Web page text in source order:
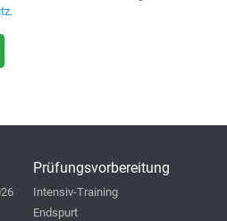
.
Prüfungsvorbereitung
Intensiv-Training
Endspurt